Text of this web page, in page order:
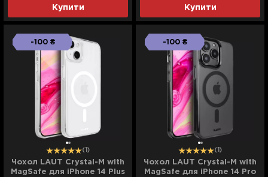
Купити Купити
-100 ₴
(1)
Чохол LAUT Crystal-M with
MagSafe для iPhone 14 Plus
-100 ₴
(1)
Чохол LAUT Crystal-M with
MagSafe для iPhone 14 Pro